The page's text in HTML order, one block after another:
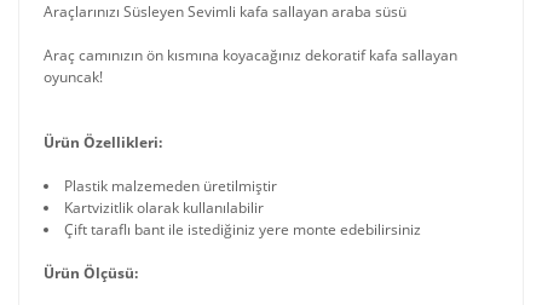
Araçlarınızı Süsleyen Sevimli kafa sallayan araba süsü
Araç camınızın ön kısmına koyacağınız dekoratif kafa sallayan
oyuncak!
Ürün Özellikleri:
Plastik malzemeden üretilmiştir
Kartvizitlik olarak kullanılabilir
Çift taraflı bant ile istediğiniz yere monte edebilirsiniz
Ürün Ölçüsü: